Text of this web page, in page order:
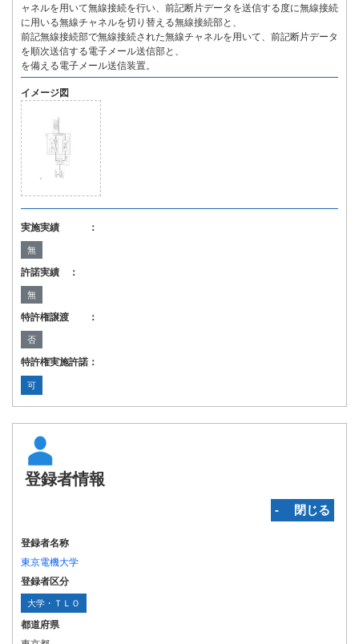
ャネルを用いて無線接続を行い、前記断片データを送信する度に無線接続
に用いる無線チャネルを切り替える無線接続部と、
前記無線接続部で無線接続された無線チャネルを用いて、前記断片データ
を順次送信する電子メール送信部と、
を備える電子メール送信装置。
イメージ図
実施実績 ：
無
許諾実績 ：
無
特許権譲渡 ：
否
特許権実施許諾：
可
登録者情報
‐ 閉じる
登録者名称
東京電機大学
登録者区分
大学・ＴＬＯ
都道府県